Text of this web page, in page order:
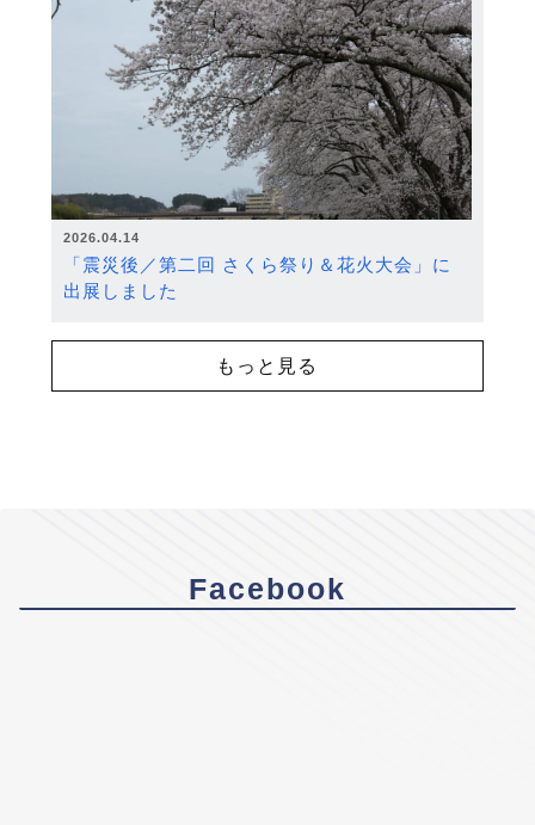
2026.04.14
「震災後／第二回 さくら祭り＆花火大会」に
出展しました
もっと見る
Facebook